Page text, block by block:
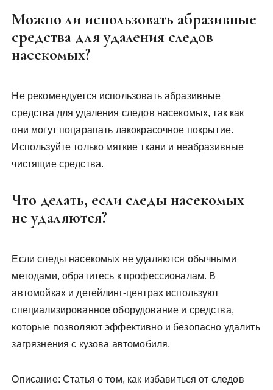
Можно ли использовать абразивные
средства для удаления следов
насекомых?
Не рекомендуется использовать абразивные
средства для удаления следов насекомых, так как
они могут поцарапать лакокрасочное покрытие.
Используйте только мягкие ткани и неабразивные
чистящие средства.
Что делать, если следы насекомых
не удаляются?
Если следы насекомых не удаляются обычными
методами, обратитесь к профессионалам. В
автомойках и детейлинг-центрах используют
специализированное оборудование и средства,
которые позволяют эффективно и безопасно удалить
загрязнения с кузова автомобиля.
Описание: Статья о том, как избавиться от следов